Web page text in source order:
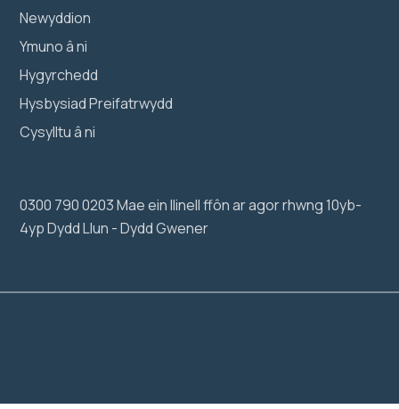
Newyddion
Ymuno â ni
Hygyrchedd
Hysbysiad Preifatrwydd
Cysylltu â ni
0300 790 0203 Mae ein llinell ffôn ar agor rhwng 10yb-
4yp Dydd Llun - Dydd Gwener